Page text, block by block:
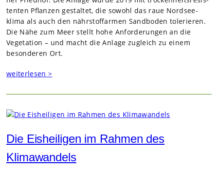
ten­ten Pflan­zen gestal­tet, die sowohl das raue Nord­see­
klima als auch den nähr­stoff­ar­men Sand­bo­den tole­rie­ren.
Die Nähe zum Meer stellt hohe Anfor­de­run­gen an die
Vege­ta­tion – und macht die Anlage zugleich zu einem
beson­de­ren Ort.
weiterlesen >
Die Eisheiligen im Rahmen des
Klimawandels